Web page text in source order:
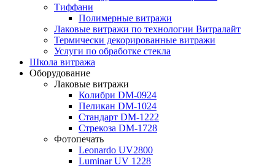
Тиффани
Полимерные витражи
Лаковые витражи по технологии Витралайт
Термически декорированные витражи
Услуги по обработке стекла
Школа витража
Оборудование
Лаковые витражи
Колибри DM-0924
Пеликан DM-1024
Стандарт DM-1222
Стрекоза DM-1728
Фотопечать
Leonardo UV2800
Luminar UV 1228